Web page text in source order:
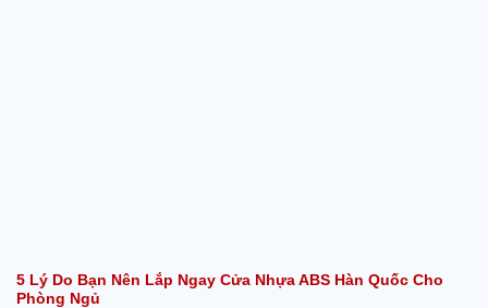
5 Lý Do Bạn Nên Lắp Ngay Cửa Nhựa ABS Hàn Quốc Cho
Phòng Ngủ